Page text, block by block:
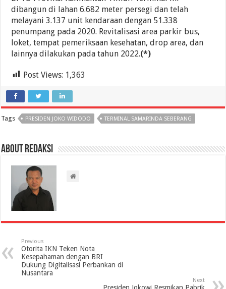
dibangun di lahan 6.682 meter persegi dan telah
melayani 3.137 unit kendaraan dengan 51.338
penumpang pada 2020. Revitalisasi area parkir bus,
loket, tempat pemeriksaan kesehatan, drop area, dan
lainnya dilakukan pada tahun 2022.(*)
Post Views: 1,363
Tags PRESIDEN JOKO WIDODO TERMINAL SAMARINDA SEBERANG
About Redaksi
Previous
Otorita IKN Teken Nota
Kesepahaman dengan BRI
Dukung Digitalisasi Perbankan di
Nusantara
Next
Presiden Jokowi Resmikan Pabrik